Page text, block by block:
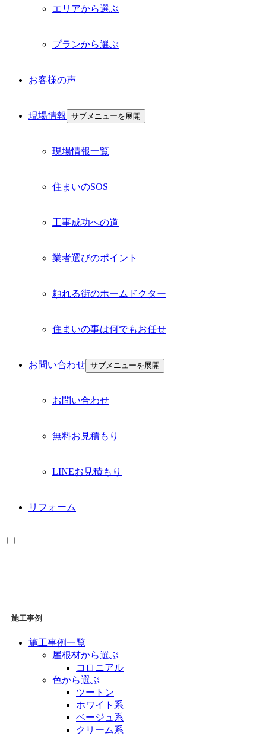
エリアから選ぶ
プランから選ぶ
お客様の声
現場情報 サブメニューを展開
現場情報一覧
住まいのSOS
工事成功への道
業者選びのポイント
頼れる街のホームドクター
住まいの事は何でもお任せ
お問い合わせ サブメニューを展開
お問い合わせ
無料お見積もり
LINEお見積もり
リフォーム
施工事例
施工事例一覧
屋根材から選ぶ
コロニアル
色から選ぶ
ツートン
ホワイト系
ベージュ系
クリーム系